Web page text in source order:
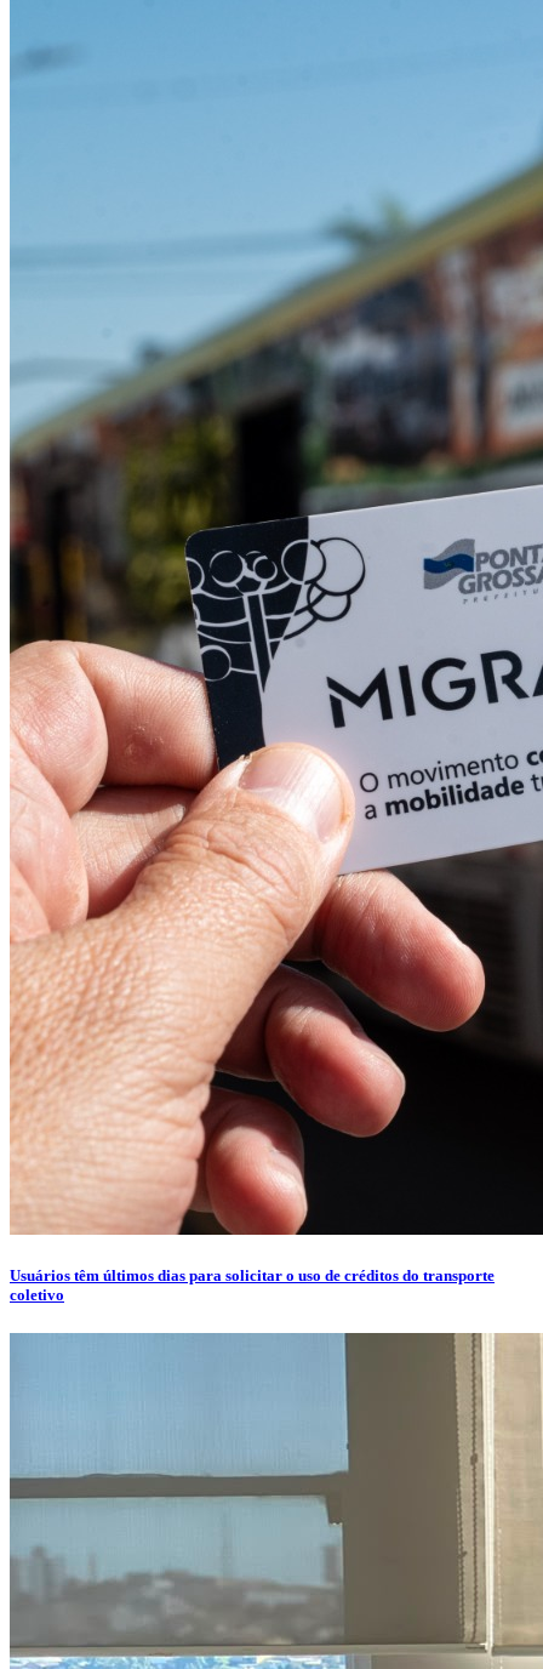
Usuários têm últimos dias para solicitar o uso de créditos do transporte
coletivo